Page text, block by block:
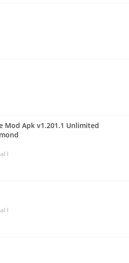
Mod Apk v1.201.1 Unlimited
I
I